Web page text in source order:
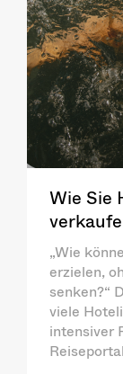
Wie Sie
„Wie
erzielen,
senken?“
viele
intensiver